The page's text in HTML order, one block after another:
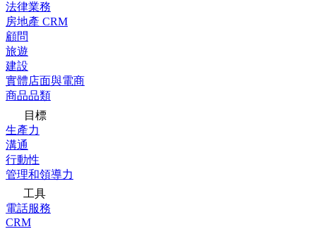
法律業務
房地產 CRM
顧問
旅遊
建設
實體店面與電商
商品品類
目標
生產力
溝通
行動性
管理和領導力
工具
電話服務
CRM